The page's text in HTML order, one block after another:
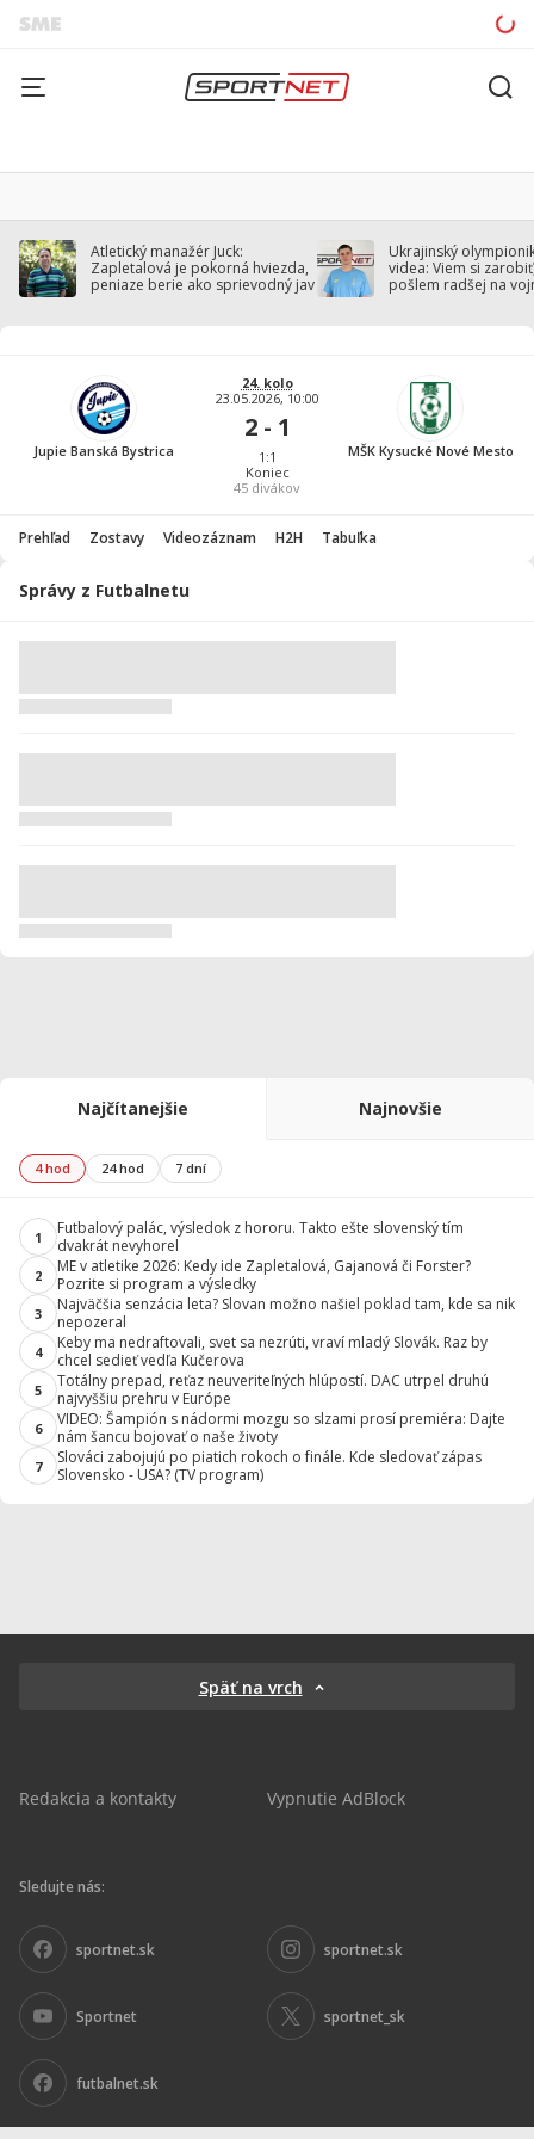
Atletický manažér Juck:
Zapletalová je pokorná hviezda,
peniaze berie ako sprievodný jav
Ukrajinský
videa: Viem si
pošlem radšej na
Jupie Banská Bystrica
24. kolo
23.05.2026, 10:00
2 - 1
1:1
Koniec
45 divákov
MŠK Kysucké Nové Mesto
Prehľad Zostavy Videozáznam H2H Tabuľka
Správy z Futbalnetu
Najčítanejšie Najnovšie
4 hod 24 hod 7 dní
1
Futbalový palác, výsledok z hororu. Takto ešte slovenský tím
dvakrát nevyhorel
2
ME v atletike 2026: Kedy ide Zapletalová, Gajanová či Forster?
Pozrite si program a výsledky
3
Najväčšia senzácia leta? Slovan možno našiel poklad tam, kde sa nik
nepozeral
4
Keby ma nedraftovali, svet sa nezrúti, vraví mladý Slovák. Raz by
chcel sedieť vedľa Kučerova
5
Totálny prepad, reťaz neuveriteľných hlúpostí. DAC utrpel druhú
najvyššiu prehru v Európe
6
VIDEO: Šampión s nádormi mozgu so slzami prosí premiéra: Dajte
nám šancu bojovať o naše životy
7
Slováci zabojujú po piatich rokoch o finále. Kde sledovať zápas
Slovensko - USA? (TV program)
Späť na vrch
Redakcia a kontakty Vypnutie AdBlock
Sledujte nás:
sportnet.sk sportnet.sk
Sportnet sportnet_sk
futbalnet.sk